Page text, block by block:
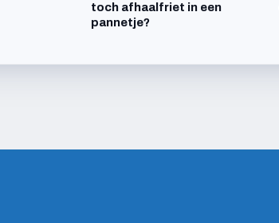
toch afhaalfriet in een
pannetje?